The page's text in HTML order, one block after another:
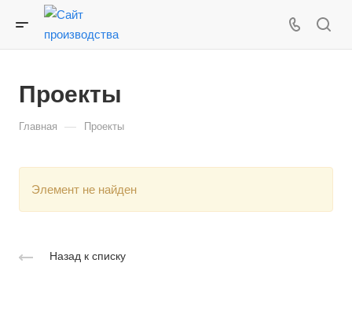
Проекты
Главная — Проекты
Элемент не найден
Назад к списку